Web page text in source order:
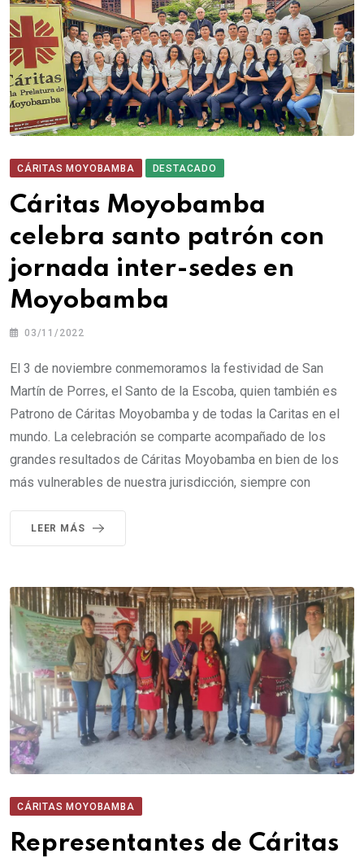
CÁRITAS MOYOBAMBA DESTACADO
Cáritas Moyobamba
celebra santo patrón con
jornada inter-sedes en
Moyobamba
03/11/2022
El 3 de noviembre conmemoramos la festividad de San
Martín de Porres, el Santo de la Escoba, quien también es
Patrono de Cáritas Moyobamba y de todas la Caritas en el
mundo. La celebración se comparte acompañado de los
grandes resultados de Cáritas Moyobamba en bien de los
más vulnerables de nuestra jurisdicción, siempre con
LEER MÁS
CÁRITAS MOYOBAMBA
Representantes de Cáritas